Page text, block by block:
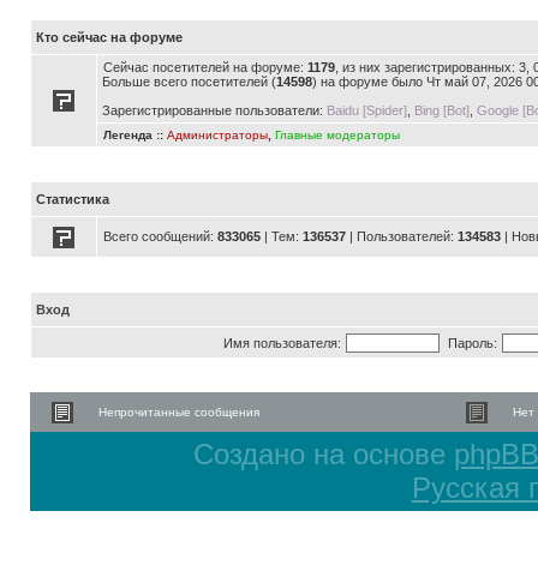
Кто сейчас на форуме
Сейчас посетителей на форуме: 1179 , из них зарегистрированных:
Больше всего посетителей (14598) на форуме было Чт май 07, 2026
Зарегистрированные пользователи: Baidu [Spider] Bing [Bot] Google
Легенда :: Администраторы Главные модераторы
Статистика
Всего сообщений: 833065 | Тем: 136537 | Пользователей: 134583 |
Вход
Имя пользователя: Пароль:
Непрочитанные сообщения Нет
Создано на основе phpBB
Русская